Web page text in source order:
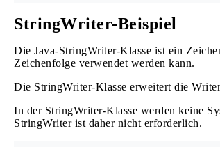
StringWriter-Beispiel
Die Java-StringWriter-Klasse ist ein
Zeichenfolge verwendet werden kann.
Die StringWriter-Klasse erweitert die
In der StringWriter-Klasse werden keine
StringWriter ist daher nicht erforderlich.